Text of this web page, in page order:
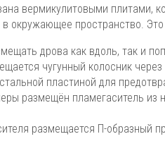
вермикулитовыми плитами,
в окружающее пространство.
дрова как вдоль, так и
чугунный колосник
пластиной для
размещён пламегаситель
размещается П-образный